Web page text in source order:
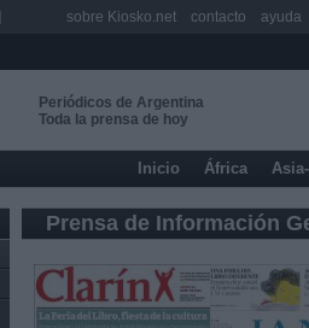
Periódicos de Argentina
Toda la prensa de hoy
Inicio África
Prensa de Información
sobre Kiosko.net contacto ayuda